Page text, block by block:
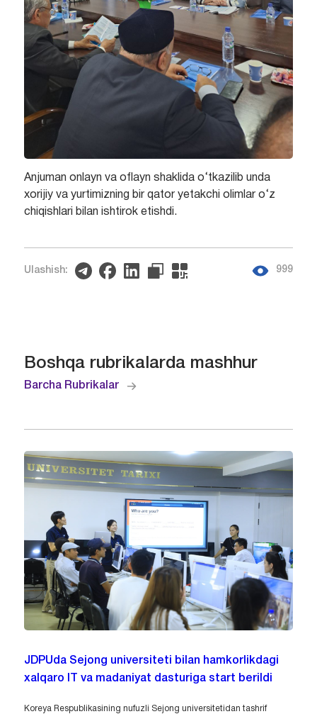
Anjuman onlayn va oflayn shaklida o‘tkazilib unda
xorijiy va yurtimizning bir qator yetakchi olimlar o‘z
chiqishlari bilan ishtirok etishdi.
Ulashish: 999
Boshqa rubrikalarda mashhur
Barcha Rubrikalar
JDPUda Sejong universiteti bilan hamkorlikdagi
xalqaro IT va madaniyat dasturiga start berildi
Koreya Respublikasining nufuzli Sejong universitetidan tashrif